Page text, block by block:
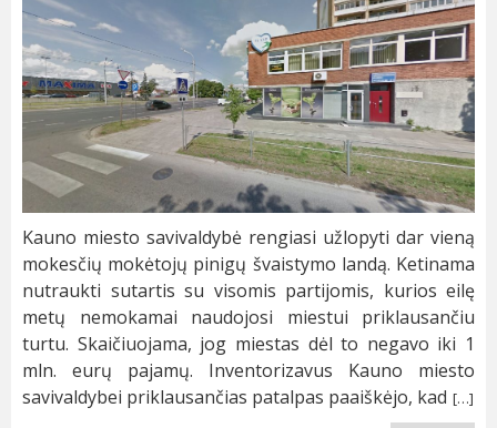
Kauno miesto savivaldybė rengiasi užlopyti dar vieną
mokesčių mokėtojų pinigų švaistymo landą. Ketinama
nutraukti sutartis su visomis partijomis, kurios eilę
metų nemokamai naudojosi miestui priklausančiu
turtu. Skaičiuojama, jog miestas dėl to negavo iki 1
mln. eurų pajamų. Inventorizavus Kauno miesto
savivaldybei priklausančias patalpas paaiškėjo, kad […]